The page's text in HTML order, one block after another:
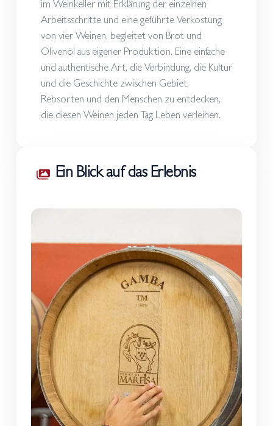
im Weinkeller mit Erklärung der einzelnen
Arbeitsschritte und eine geführte Verkostung
von vier Weinen, begleitet von Brot und
Olivenöl aus eigener Produktion. Eine einfache
und authentische Art, die Verbindung, die Kultur
und die Geschichte zwischen Gebiet,
Rebsorten und den Menschen zu entdecken,
die diesen Weinen jeden Tag Leben verleihen.
Ein Blick auf das Erlebnis